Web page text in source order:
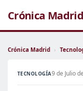
Crónica Madrid
Crónica Madrid ›
TECNOLOGÍA9 de Julio